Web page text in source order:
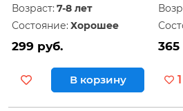
Возраст: 7-8 лет
Состояние: Хорошее
299 руб.
В корзину
365
1